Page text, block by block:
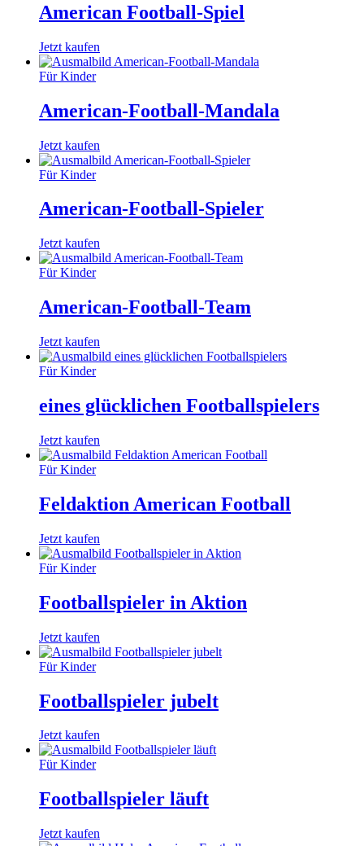
American Football-Spiel
Jetzt kaufen
Für Kinder
American-Football-Mandala
Jetzt kaufen
Für Kinder
American-Football-Spieler
Jetzt kaufen
Für Kinder
American-Football-Team
Jetzt kaufen
Für Kinder
eines glücklichen Footballspielers
Jetzt kaufen
Für Kinder
Feldaktion American Football
Jetzt kaufen
Für Kinder
Footballspieler in Aktion
Jetzt kaufen
Für Kinder
Footballspieler jubelt
Jetzt kaufen
Für Kinder
Footballspieler läuft
Jetzt kaufen